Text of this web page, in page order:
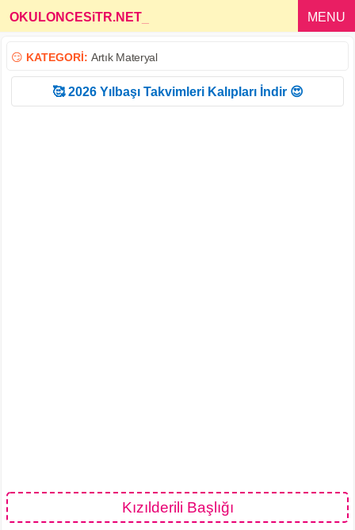
OKULONCESiTR.NET MENU
😏 KATEGORİ: Artık Materyal
🥰 2026 Yılbaşı Takvimleri Kalıpları İndir 😍
Kızılderili Başlığı